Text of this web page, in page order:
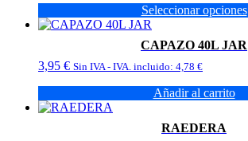
precios:
desde
3,90 €
hasta
19,50 €
Seleccionar opciones
Este
múltiples
opciones
CAPAZO 40L JAR
3,95 € Sin IVA - IVA. incluido: 4,78 €
Añadir al carrito
RAEDERA